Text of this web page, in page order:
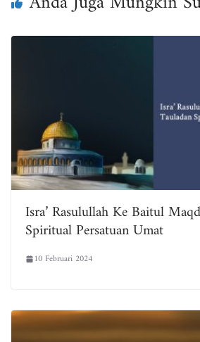
Isra’ Rasulullah Ke Baitul
Spiritual Persatuan Umat
10 Februari 2024